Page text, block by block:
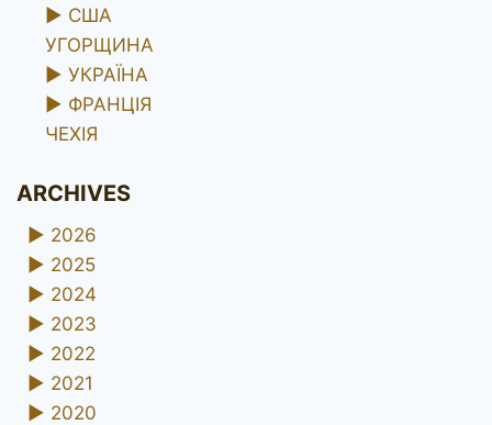
► США
УГОРЩИНА
► УКРАЇНА
► ФРАНЦІЯ
ЧЕХІЯ
ARCHIVES
► 2026
► 2025
► 2024
► 2023
► 2022
► 2021
► 2020